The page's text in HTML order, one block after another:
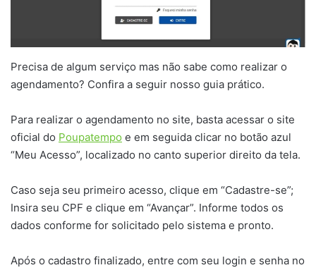
Precisa de algum serviço mas não sabe como realizar o
agendamento? Confira a seguir nosso guia prático.
Para realizar o agendamento no site, basta acessar o site
oficial do Poupatempo e em seguida clicar no botão azul
“Meu Acesso”, localizado no canto superior direito da tela.
Caso seja seu primeiro acesso, clique em “Cadastre-se”;
Insira seu CPF e clique em “Avançar”. Informe todos os
dados conforme for solicitado pelo sistema e pronto.
Após o cadastro finalizado, entre com seu login e senha no